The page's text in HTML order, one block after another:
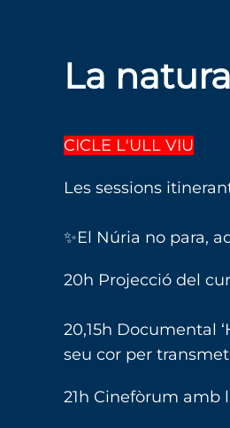
La
CICLE L'ULL VIU
Les sessions
✨El Núria no para,
20h Projecció del
20,15h Documental
seu cor per
21h Cinefòrum amb